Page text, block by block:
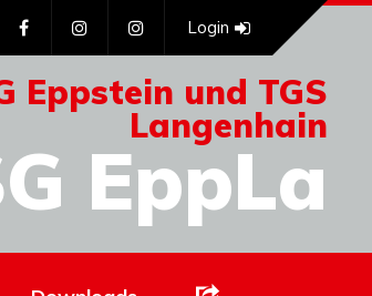
Eppstein und TGS
Langenhain
EppLa
Login